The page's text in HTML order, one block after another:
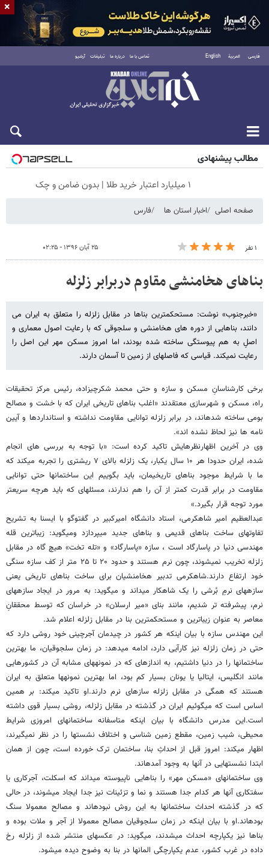
فارسی العربية English تماس با ما درباره ما تبلیغات آرشیو
جمعه ۱۶ مرداد ۱۴۰۵
مطالب پیشنهادی
۱ میلیارد اعتبار خرید طلا | بدون ضامن و چک
صفحه اصلی اخبار استان ها فارس
۱ نفر ۲۵ آبان ۱۳۹۶ - ۰۲:۲۵
بناهای هخامنشی مقاوم دربرابر زلزله
«خبرجنوب» نوشت: مستحکمترین بناها در مقابل زلزله را متعلق به ایران می
دانند، بناهایی از دوره های هخامنشی و سلجوقی که با رعایت اصول معماری و
اصلِ به هم پیوستگی ساخته شده بودند، اما امروز مسکن مهر این اصل را
رعایت نمیکند. قیاسی که فاصلهای از زمین تا آسمان دارند.
برخی کارشناسانِ مسکن و سازه و حتی محمد شکرچیزاده، رئیس مرکز تحقیقات
راه، مسکن و شهرسازی معتقدند «اغلب بناهای تاریخی ایران که با خشت و مصالح
بومی ساخته شدهاند، در برابر زلزله توانایی مقاومت نداشته و استانداردها و آیین
نامه ها نیز لحاظ نشده اند».
وی در آخرین اظهارنظرهایش تاکید کرده است: «با توجه به بررسی های انجام
شده، ایران حدودا هر ۱۰ سال یکبار، یک زلزله بالای ۷ ریشتری را تجربه میکند که
ما با شرایط موجود بناهای تاریخیمان، باید بگوییم این ساختمانها حتی توانایی
مقاومت در برابر قدرت کمتر از آن را هم ندارند، مسئلهای که باید هرچه سریعتر
مورد توجه قرار بگیرد.»
عبدالعظیم امیر شاهکرمی، استاد دانشگاه امیرکبیر در گفتوگو با ایسنا به تشریح
تفاوتهای ساخت بناهای قدیمی و بناهای جدید میپردازد ومیگوید: زیباترین قله
مهندسی دنیا در پاسارگاد است ، سازه «پاسارگاد» و «تله تخت» هیچ گاه در مقابل
زلزله تخریب نمیشوند، چون نرم هستند و حدود ۲۰ تا ۲۵ متر از کف سازه سنگی
خود ارتفاع دارند.شاهکرمی تدبیر هخامنشیان برای ساخت بناهای تاریخی یعنی
سازههای نرمِ بُرشی را یک شاهکار میداند و میگوید: به مرور در ایجاد سازههای
نرم، پیشرفته تر شدیم، مانند بنای «میر ارسلان» در خراسان که توسط محققانِ
معاصر به عنوان زیباترین و مستحکمترین بنا در مقابل زلزله اعلام شد.
این مهندس سازه با بیان اینکه هر کشور در چیدمان آجرچینی خود روشی دارد که
حتی در زمان زلزله نیز کارآیی دارد، ادامه میدهد: در زمان سلجوقیان، ما بهترین
ساختمانها را در دنیا داشتیم، به اندازهای که در نمونههای مشابه آن در کشورهایی
مانند انگلیس، ایتالیا یا یونان بسیار کم بود، اما بهترین نمونهها متعلق به ایران
هستند که همگی در مقابل زلزله سازهای نرم دارند.او تاکید میکند: بر همین
اساس است که میگوئیم ایران در گذشته در مقابل زلزله، روشی بسیار قوی داشته
است.این مدرس دانشگاه با بیان اینکه متاسفانه ساختمانهای امروزی شرایط
محیطی، شیب زمین، مقطع زمین شناسی و اختلاف نشستها را در نظر نمیگیرند،
اظهار میکند: امروز قبل از احداثِ بنا، ساختمان ترک خورده است، چون از همان
ابتدا نشستهایی در آنها به وجود آمدهاند.
وی ساختمانهای «مسکن مهر» را بناهایی ناپیوسته میداند که اسکلت، آجرکاری یا
سفتکاری آنها هر کدام جدا هستند و نما و تزئینات نیز جدا ایجاد میشوند، در حالی
که در گذشته احداث ساختمانها به این روش نبودهاند و مصالح معمولا سنگ
بودهاند.او با بیان اینکه در زمان سلجوقیان مصالح معمولا از آجر و ملات بوده و
بناها نیز یکپارچه احداث میشدند، میگوید: در عکسهای منتشر شده از زلزله رخ
داده در غرب کشور، عدم یکپارچگی المانها در بنا به وضوح دیده میشود.
×